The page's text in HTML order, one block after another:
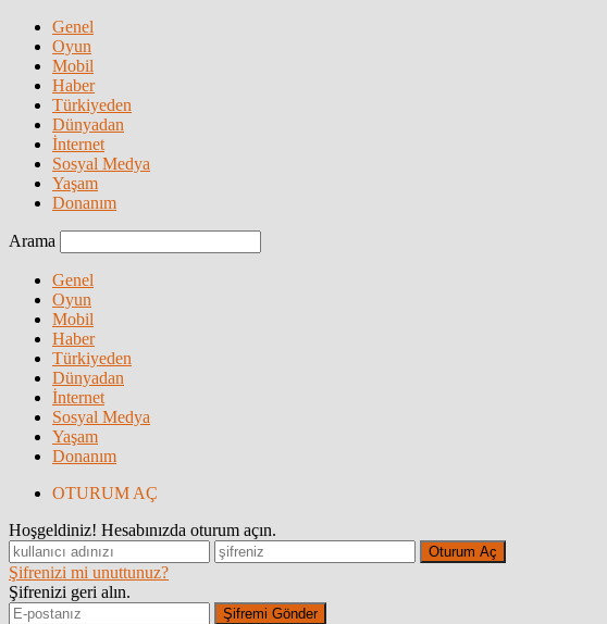
Genel
Oyun
Mobil
Haber
Türkiyeden
Dünyadan
İnternet
Sosyal Medya
Yaşam
Donanım
Arama
Genel
Oyun
Mobil
Haber
Türkiyeden
Dünyadan
İnternet
Sosyal Medya
Yaşam
Donanım
OTURUM AÇ
Hoşgeldiniz! Hesabınızda oturum açın.
Şifrenizi mi unuttunuz?
Şifrenizi geri alın.